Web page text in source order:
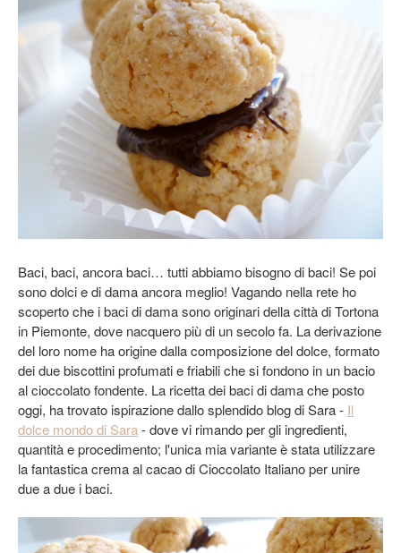
Baci, baci, ancora baci… tutti abbiamo bisogno di baci! Se poi
sono dolci e di dama ancora meglio! Vagando nella rete ho
scoperto che i baci di dama sono originari della città di Tortona
in Piemonte, dove nacquero più di un secolo fa. La derivazione
del loro nome ha origine dalla composizione del dolce, formato
dei due biscottini profumati e friabili che si fondono in un bacio
al cioccolato fondente. La ricetta dei baci di dama che posto
oggi, ha trovato ispirazione dallo splendido blog di Sara - Il
dolce mondo di Sara- dove vi rimando per gli ingredienti,
quantità e procedimento; l'unica mia variante è stata utilizzare
la fantastica crema al cacao di Cioccolato Italiano per unire
due a due i baci.